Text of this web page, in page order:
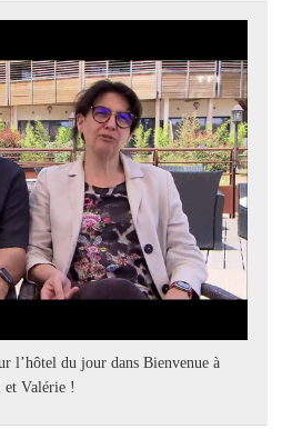
l’hôtel du jour dans Bienvenue à
et Valérie !